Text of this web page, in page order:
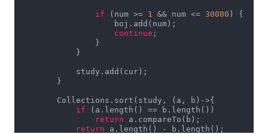
if (num >= 1 && num <= 30000 ) {
                    boj.add(num);
continue ;
                }
            }
            study.add(cur);
        }
        Collections.sort(study, (a, b)->{
if (a.length() == b.length())
return a.compareTo(b);
return a.length() - b.length();